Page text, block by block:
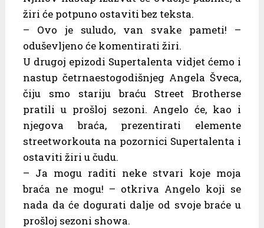
žiri će potpuno ostaviti bez teksta.
– Ovo je suludo, van svake pameti! –
oduševljeno će komentirati žiri.
U drugoj epizodi Supertalenta vidjet ćemo i
nastup četrnaestogodišnjeg Angela Šveca,
čiju smo stariju braću Street Brotherse
pratili u prošloj sezoni. Angelo će, kao i
njegova braća, prezentirati elemente
streetworkouta na pozornici Supertalenta i
ostaviti žiri u čudu.
– Ja mogu raditi neke stvari koje moja
braća ne mogu! – otkriva Angelo koji se
nada da će dogurati dalje od svoje braće u
prošloj sezoni showa.